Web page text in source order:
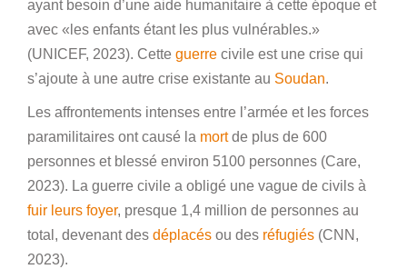
ayant besoin d’une aide humanitaire à cette époque et
avec «les enfants étant les plus vulnérables.»
(UNICEF, 2023). Cette guerre civile est une crise qui
s’ajoute à une autre crise existante au Soudan.
Les affrontements intenses entre l’armée et les forces
paramilitaires ont causé la mortde plus de 600
personnes et blessé environ 5100 personnes (Care,
2023). La guerre civile a obligé une vague de civils à
fuir leurs foyer, presque 1,4 million de personnes au
total, devenant des déplacés ou des réfugiés (CNN,
2023).